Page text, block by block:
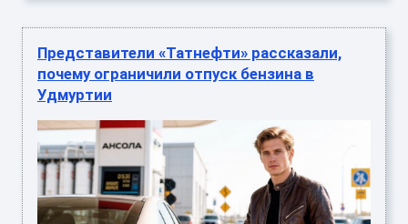
Представители «Татнефти» рассказали,
почему ограничили отпуск бензина в
Удмуртии